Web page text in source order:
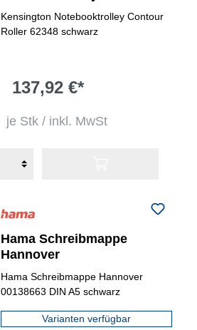
Contour&trade;
Kensington Notebooktrolley Contour
Roller 62348 schwarz
137,92 €*
je Stk / inkl. MwSt
Hama Schreibmappe
Hannover
Hama Schreibmappe Hannover
00138663 DIN A5 schwarz
Varianten verfügbar